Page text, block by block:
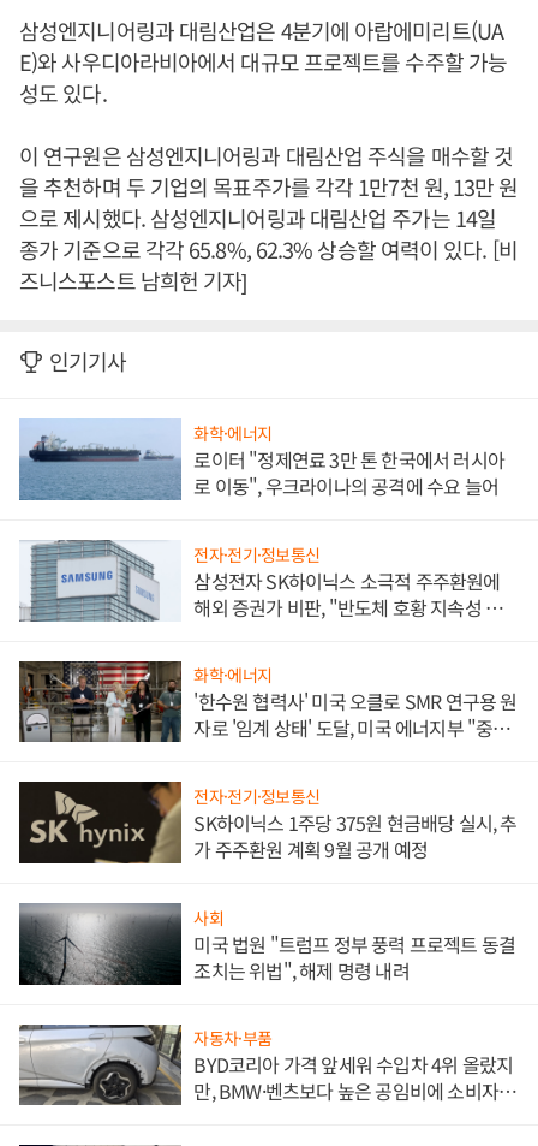
삼성엔지니어링과 대림산업은 4분기에 아랍에미리트(UA
E)와 사우디아라비아에서 대규모 프로젝트를 수주할 가능
성도 있다.
이 연구원은 삼성엔지니어링과 대림산업 주식을 매수할 것
을 추천하며 두 기업의 목표주가를 각각 1만7천 원, 13만 원
으로 제시했다. 삼성엔지니어링과 대림산업 주가는 14일
종가 기준으로 각각 65.8%, 62.3% 상승할 여력이 있다. [비
즈니스포스트 남희헌 기자]
인기기사
화학·에너지
로이터 "정제연료 3만 톤 한국에서 러시아
로 이동", 우크라이나의 공격에 수요 늘어
전자·전기·정보통신
삼성전자 SK하이닉스 소극적 주주환원에
해외 증권가 비판, "반도체 호황 지속성 의
화학·에너지
'한수원 협력사' 미국 오클로 SMR 연구용 원
자로 '임계 상태' 도달, 미국 에너지부 "중요
전자·전기·정보통신
SK하이닉스 1주당 375원 현금배당 실시, 추
가 주주환원 계획 9월 공개 예정
사회
미국 법원 "트럼프 정부 풍력 프로젝트 동결
조치는 위법", 해제 명령 내려
자동차·부품
BYD코리아 가격 앞세워 수입차 4위 올랐지
만, BMW·벤츠보다 높은 공임비에 소비자